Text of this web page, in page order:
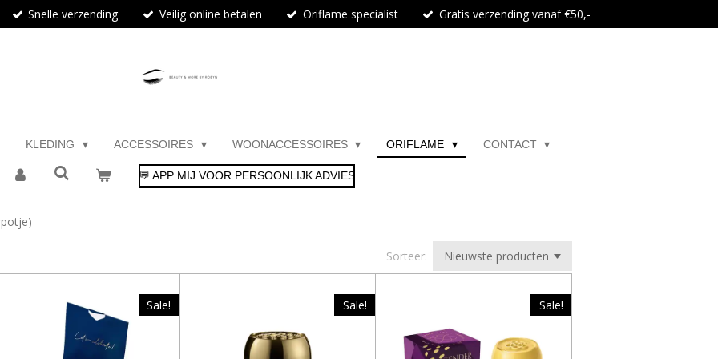
Snelle verzending Veilig online betalen Oriflame specialist Gratis verzending vanaf €50,-
KLEDING ACCESSOIRES WOONACCESSOIRES ORIFLAME CONTACT
💬 APP MIJ VOOR PERSOONLIJK ADVIES
Sorteer:
Sale! Sale! Sale!